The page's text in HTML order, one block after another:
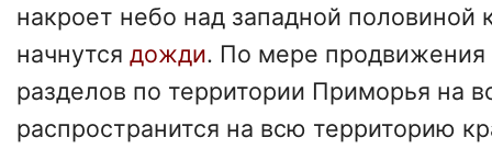
накроет небо над западной половиной
начнутся дожди. По мере продвижения
разделов по территории Приморья на
распространится на всю территорию